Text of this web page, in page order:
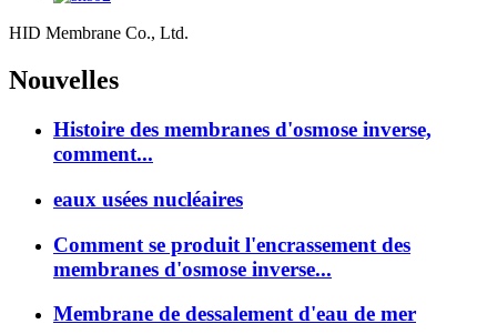
HID Membrane Co., Ltd.
Nouvelles
Histoire des membranes d'osmose inverse,
comment...
eaux usées nucléaires
Comment se produit l'encrassement des
membranes d'osmose inverse...
Membrane de dessalement d'eau de mer